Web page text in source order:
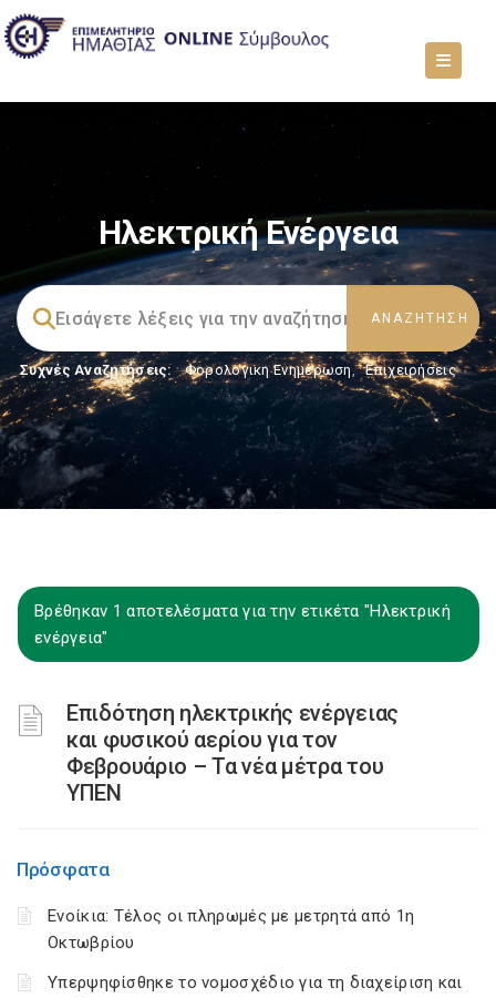
Ηλεκτρική Ενέργεια
Συχνές Αναζητήσεις: Φορολογικη Ενημέρωση, Επιχειρήσεις
Βρέθηκαν 1 αποτελέσματα για την ετικέτα "Ηλεκτρική
ενέργεια"
Επιδότηση ηλεκτρικής ενέργειας
και φυσικού αερίου για τον
Φεβρουάριο – Τα νέα μέτρα του
ΥΠΕΝ
Πρόσφατα
Ενοίκια: Τέλος οι πληρωμές με μετρητά από 1η
Οκτωβρίου
Υπερψηφίσθηκε το νομοσχέδιο για τη διαχείριση και